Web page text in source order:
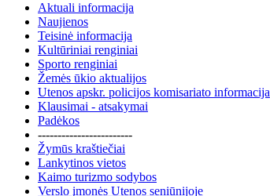
Aktuali informacija
Naujienos
Teisinė informacija
Kultūriniai renginiai
Sporto renginiai
Žemės ūkio aktualijos
Utenos apskr. policijos komisariato informacija
Klausimai - atsakymai
Padėkos
------------------------
Žymūs kraštiečiai
Lankytinos vietos
Kaimo turizmo sodybos
Verslo įmonės Utenos seniūnijoje